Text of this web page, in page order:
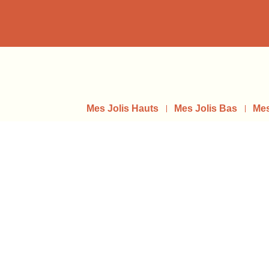
Mes Jolis Hauts Mes Jolis Bas